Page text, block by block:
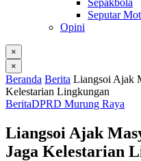
Sepakbola
Seputar
Opini
×
×
Beranda Berita Liangsoi Ajak
Kelestarian Lingkungan
BeritaDPRD Murung Raya
Liangsoi Ajak
Jaga Kelestarian